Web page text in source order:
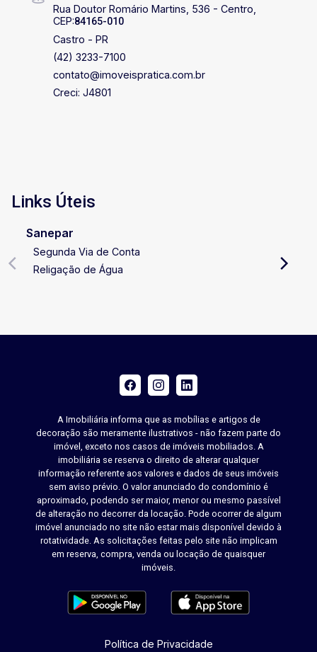
Rua Doutor Romário Martins, 536 - Centro,
CEP:84165-010
Castro - PR
(42) 3233-7100
contato@imoveispratica.com.br
Creci: J4801
Links Úteis
Sanepar
Segunda Via de Conta
Religação de Água
A Imobiliária informa que as mobílias e artigos de
decoração são meramente ilustrativos - não fazem parte do
imóvel, exceto nos casos de imóveis mobiliados. A
imobiliária se reserva o direito de alterar qualquer
informação referente aos valores e dados de seus imóveis
sem aviso prévio. O valor anunciado do condomínio é
aproximado, podendo ser maior, menor ou mesmo passível
de alteração no decorrer da locação. Pode ocorrer de algum
imóvel anunciado no site não estar mais disponível devido à
rotatividade. As solicitações feitas pelo site não implicam
em reserva, compra, venda ou locação de quaisquer
imóveis.
Política de Privacidade